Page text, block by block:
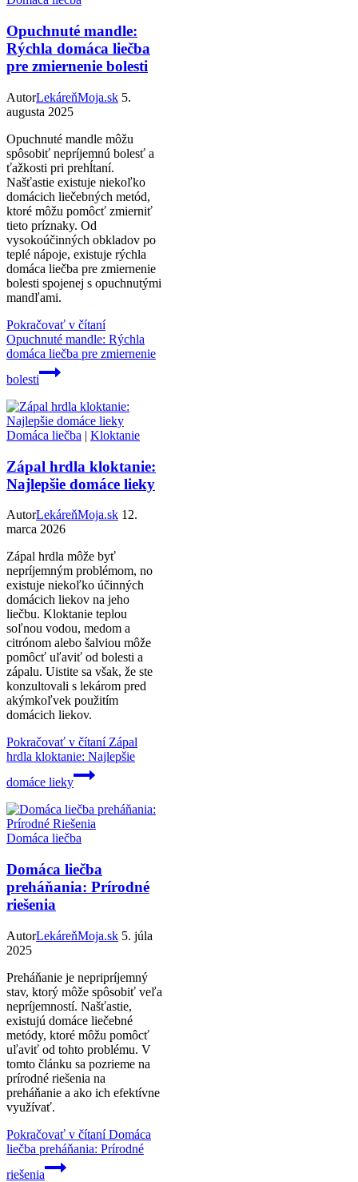
Opuchnuté mandle:
Rýchla domáca liečba
pre zmiernenie bolesti
AutorLekáreňMoja.sk 5.
augusta 2025
Opuchnuté mandle môžu
spôsobiť nepríjemnú bolesť a
ťažkosti pri prehĺtaní.
Našťastie existuje niekoľko
domácich liečebných metód,
ktoré môžu pomôcť zmierniť
tieto príznaky. Od
vysokoúčinných obkladov po
teplé nápoje, existuje rýchla
domáca liečba pre zmiernenie
bolesti spojenej s opuchnutými
mandľami.
Pokračovať v čítaní
Opuchnuté mandle: Rýchla
domáca liečba pre zmiernenie
bolesti
Domáca liečba | Kloktanie
Zápal hrdla kloktanie:
Najlepšie domáce lieky
AutorLekáreňMoja.sk 12.
marca 2026
Zápal hrdla môže byť
nepríjemným problémom, no
existuje niekoľko účinných
domácich liekov na jeho
liečbu. Kloktanie teplou
soľnou vodou, medom a
citrónom alebo šalviou môže
pomôcť uľaviť od bolesti a
zápalu. Uistite sa však, že ste
konzultovali s lekárom pred
akýmkoľvek použitím
domácich liekov.
Pokračovať v čítaníZápal
hrdla kloktanie: Najlepšie
domáce lieky
Domáca liečba
Domáca liečba
preháňania: Prírodné
riešenia
AutorLekáreňMoja.sk 5. júla
2025
Preháňanie je nepripríjemný
stav, ktorý môže spôsobiť veľa
nepríjemností. Našťastie,
existujú domáce liečebné
metódy, ktoré môžu pomôcť
uľaviť od tohto problému. V
tomto článku sa pozrieme na
prírodné riešenia na
preháňanie a ako ich efektívne
využívať.
Pokračovať v čítaníDomáca
liečba preháňania: Prírodné
riešenia